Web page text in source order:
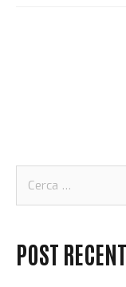
per:
POST